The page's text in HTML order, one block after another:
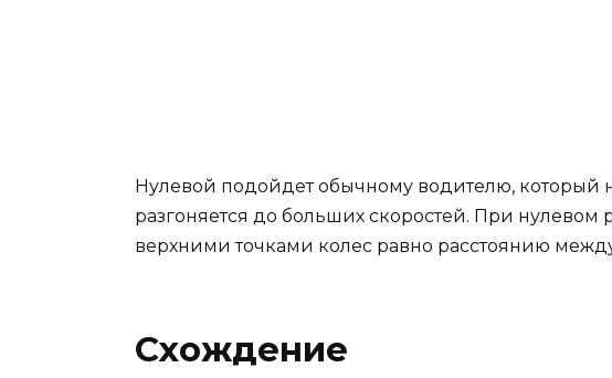
Нулевой подойдет обычному водителю, который
разгоняется до больших скоростей. При нулевом
верхними точками колес равно расстоянию
Схождение